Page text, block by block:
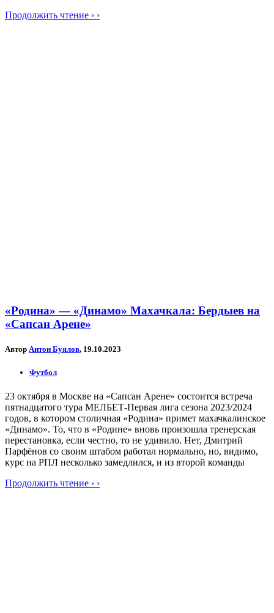
Продолжить чтение › ›
«Родина» — «Динамо» Махачкала: Бердыев на
«Сапсан Арене»
Автор Антон Буялов, 19.10.2023
Футбол
23 октября в Москве на «Сапсан Арене» состоится встреча
пятнадцатого тура МЕЛБЕТ-Первая лига сезона 2023/2024
годов, в котором столичная «Родина» примет махачкалинское
«Динамо». То, что в «Родине» вновь произошла тренерская
перестановка, если честно, то не удивило. Нет, Дмитрий
Парфёнов со своим штабом работал нормально, но, видимо,
курс на РПЛ несколько замедлился, и из второй команды
Продолжить чтение › ›